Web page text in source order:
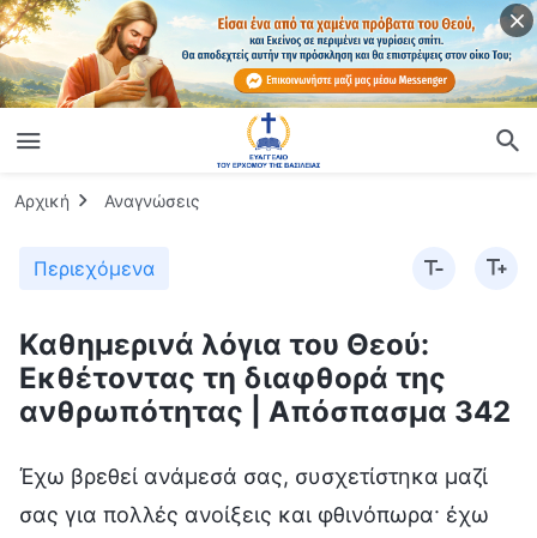
Αρχική Αναγνώσεις
Περιεχόμενα
Καθημερινά λόγια του Θεού:
Εκθέτοντας τη διαφθορά της
ανθρωπότητας | Απόσπασμα 342
Έχω βρεθεί ανάμεσά σας, συσχετίστηκα μαζί
σας για πολλές ανοίξεις και φθινόπωρα· έχω